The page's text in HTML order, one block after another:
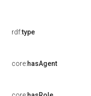
rdf:type
core:hasAgent